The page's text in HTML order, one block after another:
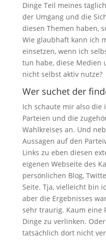
Dinge Teil meines
der Umgang und die
diesen Themen haben,
Wie glaubhaft kann ich
einsetzen, wenn ich
tun habe, diese Medien
nicht selbst aktiv nutze?
Wer suchet der
Ich schaute mir also die
Parteien und die
Wahlkreises an. Und
Aussagen auf den
Links zu eben diesen
eigenen Webseite des
persönlichen Blog,
Seite. Tja, vielleicht bin
aber die Ergebnisses
sehr traurig. Kaum eine
Dinge zu verlinken.
tatsächlich dort nicht